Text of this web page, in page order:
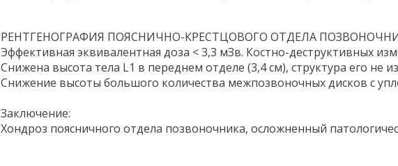
РЕНТГЕНОГРАФИЯ ПОЯСНИЧНО-КРЕСТЦОВОГО ОТДЕЛА
Эффективная эквивалентная доза < 3,3 мЗв. Костно-деструктивных
Снижена высота тела L1 в переднем отделе (3,4 см), структура его не
Снижение высоты большого количества межпозвоночных дисков с
Заключение:
Хондроз поясничного отдела позвоночника, осложненный